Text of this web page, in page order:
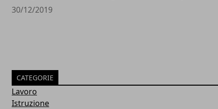
30/12/2019
CATEGORIE
Lavoro
Istruzione